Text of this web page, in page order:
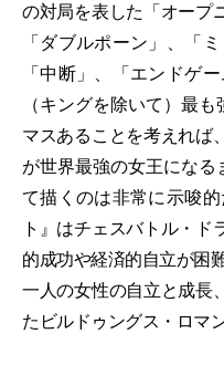
の対局を表した「オープ
「ダブルポーン」、「
「中断」、「エンドゲ
（キングを除いて）最
マスあることを考えれば
が世界最強の女王になる
て描くのは非常に示唆
ト』はチェスバトル・ド
的成功や経済的自立が困
一人の女性の自立と成長
たビルドゥングス・ロマ